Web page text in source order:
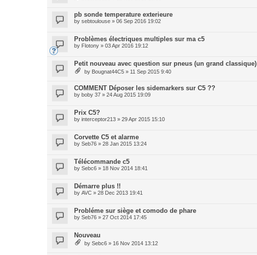
pb sonde temperature exterieure
by sebtoulouse » 06 Sep 2016 19:02
Problèmes électriques multiples sur ma c5
by Flotony » 03 Apr 2016 19:12
Petit nouveau avec question sur pneus (un grand classique)
by Bougnat44C5 » 11 Sep 2015 9:40
COMMENT Déposer les sidemarkers sur C5 ??
by boby 37 » 24 Aug 2015 19:09
Prix C5?
by interceptor213 » 29 Apr 2015 15:10
Corvette C5 et alarme
by Seb76 » 28 Jan 2015 13:24
Télécommande c5
by Sebc6 » 18 Nov 2014 18:41
Démarre plus !!
by AVC » 28 Dec 2013 19:41
Probléme sur siège et comodo de phare
by Seb76 » 27 Oct 2014 17:45
Nouveau
by Sebc6 » 16 Nov 2014 13:12